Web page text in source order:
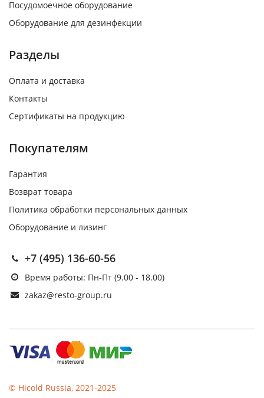
Посудомоечное оборудование
Оборудование для дезинфекции
Разделы
Оплата и доставка
Контакты
Сертификаты на продукцию
Покупателям
Гарантия
Возврат товара
Политика обработки персональных данных
Оборудование и лизинг
+7 (495) 136-60-56
Время работы: Пн-Пт (9.00 - 18.00)
zakaz@resto-group.ru
© Hicold Russia, 2021-2025